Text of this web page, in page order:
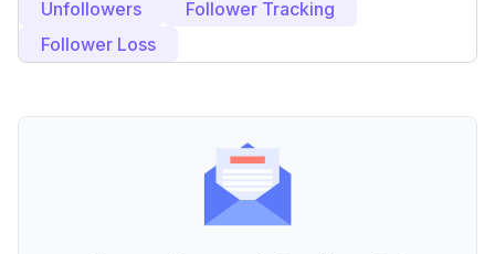
unfollower tracker based on your needs.
Unfollowers
Follower Tracking
Follower Loss